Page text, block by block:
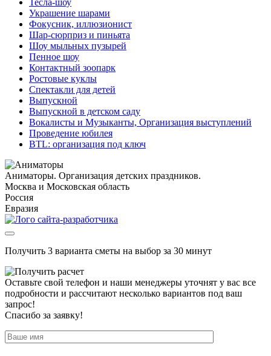
Тесла-шоу
Украшение шарами
Фокусник, иллюзионист
Шар-сюрприз и пиньята
Шоу мыльных пузырей
Пенное шоу
Контактный зоопарк
Ростовые куклы
Спектакли для детей
Выпускной
Выпускной в детском саду
Вокалисты и Музыканты, Организация выступлений
Проведение юбилея
BTL: организация под ключ
Аниматоры. Организация детских праздников.
Москва и Московская область
Россия
Евразия
Получить 3 варианта сметы на выбор за 30 минут
Оставьте свой телефон и наши менеджеры уточнят у вас все
подробности и рассчитают несколько вариантов под ваш
запрос!
Спасибо за заявку!